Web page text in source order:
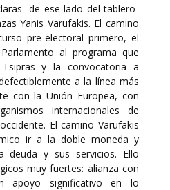
-de ese lado del tablero-
Yanis Varufakis. El camino
pre-electoral primero, el
al programa que
y la convocatoria a
a la línea más
con la Unión Europea, con
internacionales de
El camino Varufakis
ir a la doble moneda y
deuda y sus servicios. Ello
muy fuertes: alianza con
apoyo significativo en lo